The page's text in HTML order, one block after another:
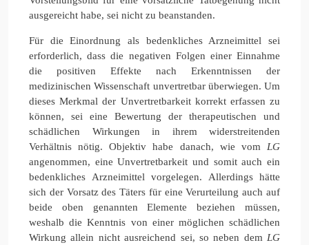
ausgereicht habe, sei nicht zu beanstanden.
Für die Einordnung als bedenkliches Arzneimittel sei
erforderlich, dass die negativen Folgen einer Einnahme
die positiven Effekte nach Erkenntnissen der
medizinischen Wissenschaft unvertretbar überwiegen. Um
dieses Merkmal der Unvertretbarkeit korrekt erfassen zu
können, sei eine Bewertung der therapeutischen und
schädlichen Wirkungen in ihrem widerstreitenden
Verhältnis nötig. Objektiv habe danach, wie vom LG
angenommen, eine Unvertretbarkeit und somit auch ein
bedenkliches Arzneimittel vorgelegen. Allerdings hätte
sich der Vorsatz des Täters für eine Verurteilung auch auf
beide oben genannten Elemente beziehen müssen,
weshalb die Kenntnis von einer möglichen schädlichen
Wirkung allein nicht ausreichend sei, so neben dem LG